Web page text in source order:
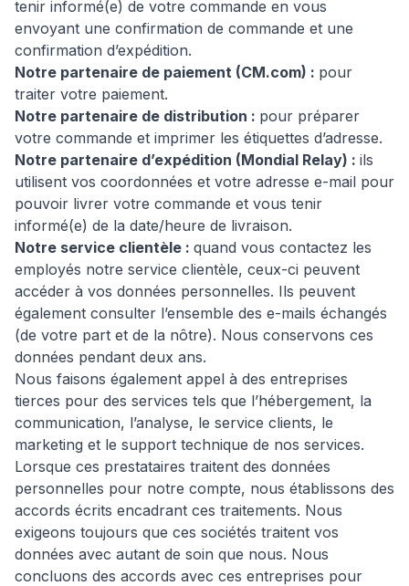
tenir informé(e) de votre commande en vous
envoyant une confirmation de commande et une
confirmation d’expédition.
Notre partenaire de paiement (CM.com) : pour
traiter votre paiement.
Notre partenaire de distribution : pour préparer
votre commande et imprimer les étiquettes d’adresse.
Notre partenaire d’expédition (Mondial Relay) : ils
utilisent vos coordonnées et votre adresse e-mail pour
pouvoir livrer votre commande et vous tenir
informé(e) de la date/heure de livraison.
Notre service clientèle : quand vous contactez les
employés notre service clientèle, ceux-ci peuvent
accéder à vos données personnelles. Ils peuvent
également consulter l’ensemble des e-mails échangés
(de votre part et de la nôtre). Nous conservons ces
données pendant deux ans.
Nous faisons également appel à des entreprises
tierces pour des services tels que l’hébergement, la
communication, l’analyse, le service clients, le
marketing et le support technique de nos services.
Lorsque ces prestataires traitent des données
personnelles pour notre compte, nous établissons des
accords écrits encadrant ces traitements. Nous
exigeons toujours que ces sociétés traitent vos
données avec autant de soin que nous. Nous
concluons des accords avec ces entreprises pour